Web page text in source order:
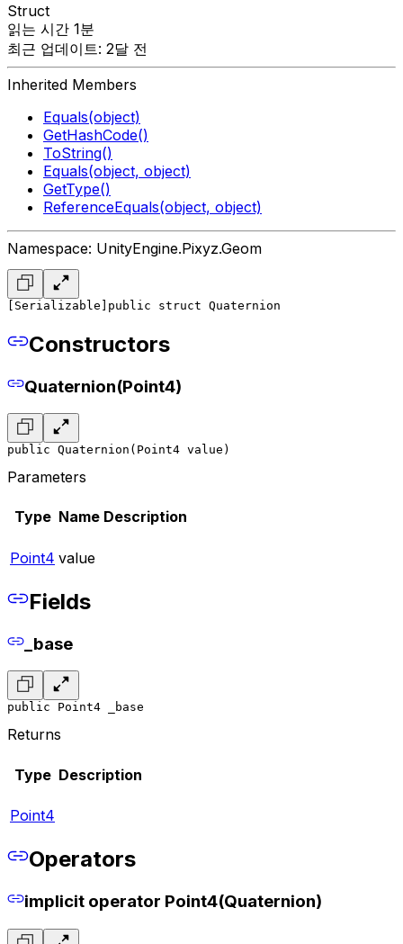
Struct
읽는 시간 1분
최근 업데이트: 2달 전
Inherited Members
Equals(object)
GetHashCode()
ToString()
Equals(object, object)
GetType()
ReferenceEquals(object, object)
Namespace: UnityEngine.Pixyz.Geom
[Serializable] public struct Quaternion
Constructors
Quaternion(Point4)
public Quaternion(Point4 value)
Parameters
Type Name Description
Point4 value
Fields
_base
public Point4 _base
Returns
Type Description
Point4
Operators
implicit operator Point4(Quaternion)